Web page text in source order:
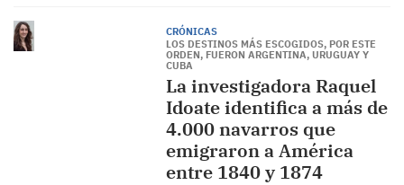
CRÓNICAS
LOS DESTINOS MÁS ESCOGIDOS, POR ESTE
ORDEN, FUERON ARGENTINA, URUGUAY Y
CUBA
La investigadora Raquel
Idoate identifica a más de
4.000 navarros que
emigraron a América
entre 1840 y 1874